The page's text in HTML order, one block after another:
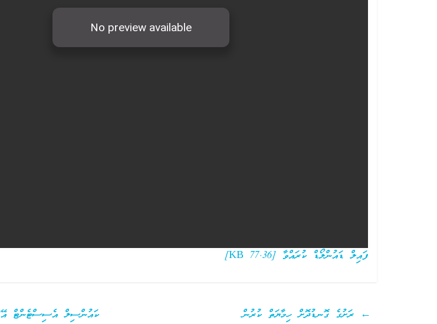
ފައިލް ޑައުންލޯޑް ކުރައްވާ [77.36 KB]
← ރަށުގެ ގޮނޑުދޮށް ހިމާޔަތް ކުރުން ކައުންސިލް އެސިސްޓެންޓް އޭ2 ޝީޓު އާންމުކުރުން